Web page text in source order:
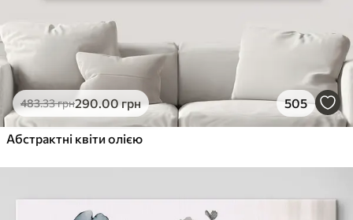
483.33грн290.00грн 505
Абстрактні квіти олією